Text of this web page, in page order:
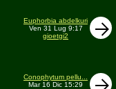
Euphorbia abdelkuri
Ven 31 Lug 9:17
gioetgi2
Conophytum pellu...
Mar 16 Dic 15:29